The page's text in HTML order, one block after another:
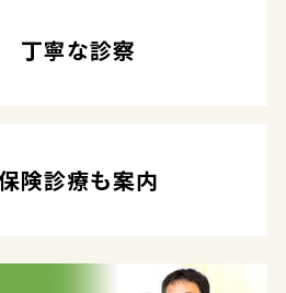
丁寧な診察
険診療も案内